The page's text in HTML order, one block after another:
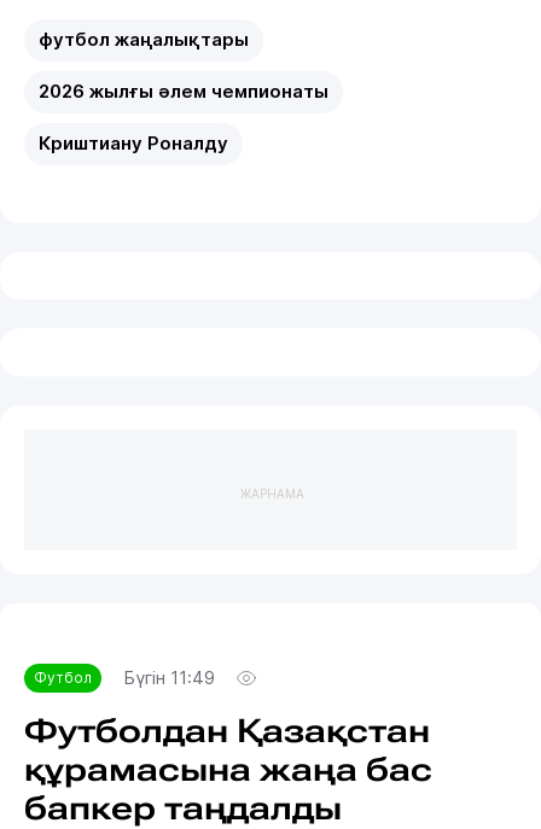
футбол жаңалықтары
2026 жылғы әлем чемпионаты
Криштиану Роналду
ЖАРНАМА
Футбол Бүгін 11:49
Футболдан Қазақстан
құрамасына жаңа бас
бапкер таңдалды